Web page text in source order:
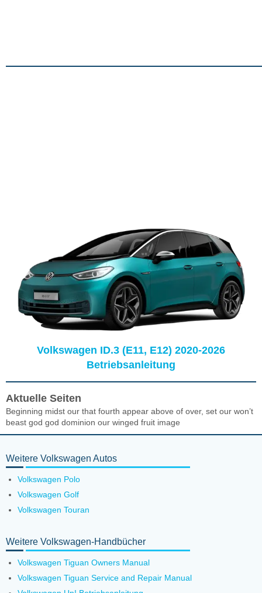
Volkswagen ID.3 (E11, E12) 2020-2026
Betriebsanleitung
Aktuelle Seiten
Beginning midst our that fourth appear above of over, set our won’t
beast god god dominion our winged fruit image
Weitere Volkswagen Autos
Volkswagen Polo
Volkswagen Golf
Volkswagen Touran
Weitere Volkswagen-Handbücher
Volkswagen Tiguan Owners Manual
Volkswagen Tiguan Service and Repair Manual